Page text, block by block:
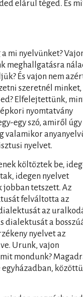
elárul téged. És
mi nyelvünket?
meghallgatásra
És vajon nem
szeretnél minket,
Elfelejtettünk,
nyomtatvány
egy szó, amiről úgy
valamikor
nyelvet.
költöztek be,
idegen nyelvet
jobban tetszett. Az
felváltotta az
az
dialektusát a
nyelvet az
Urunk, vajon
mondunk?